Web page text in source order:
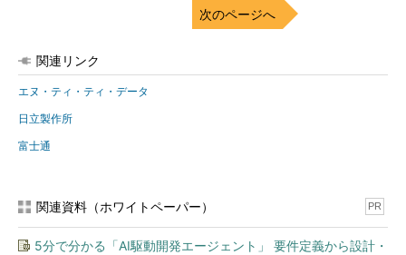
次のページへ
関連リンク
エヌ・ティ・ティ・データ
日立製作所
富士通
関連資料（ホワイトペーパー） PR
5分で分かる「AI駆動開発エージェント」 要件定義から設計・